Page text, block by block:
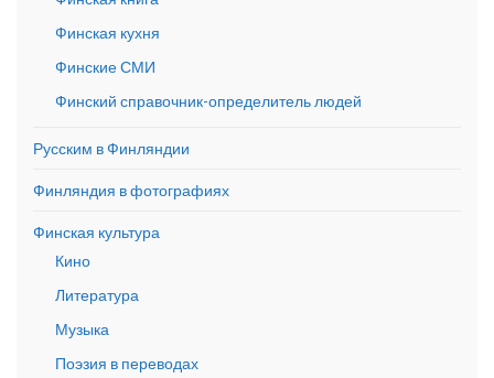
Финская кухня
Финские СМИ
Финский справочник-определитель людей
Русским в Финляндии
Финляндия в фотографиях
Финская культура
Кино
Литература
Музыка
Поэзия в переводах